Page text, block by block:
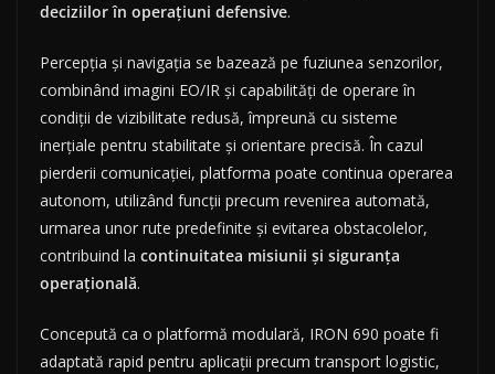
deciziilor în operațiuni defensive.
Percepția și navigația se bazează pe fuziunea senzorilor,
combinând imagini EO/IR și capabilități de operare în
condiții de vizibilitate redusă, împreună cu sisteme
inerțiale pentru stabilitate și orientare precisă. În cazul
pierderii comunicației, platforma poate continua operarea
autonom, utilizând funcții precum revenirea automată,
urmarea unor rute predefinite și evitarea obstacolelor,
contribuind la continuitatea misiunii și siguranța
operațională.
Concepută ca o platformă modulară, IRON 690 poate fi
adaptată rapid pentru aplicații precum transport logistic,